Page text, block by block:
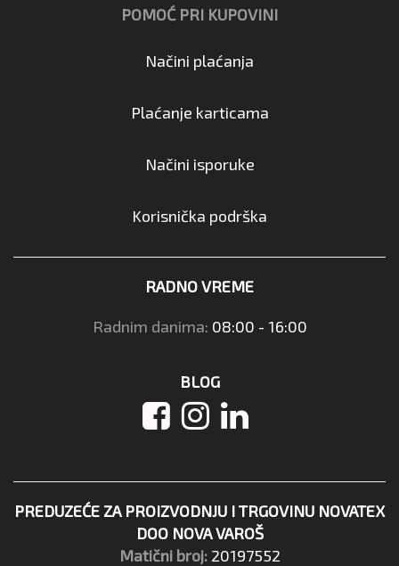
POMOĆ PRI KUPOVINI
Načini plaćanja
Plaćanje karticama
Načini isporuke
Korisnička podrška
RADNO VREME
Radnim danima: 08:00 - 16:00
BLOG
PREDUZEĆE ZA PROIZVODNJU I TRGOVINU NOVATEX
DOO NOVA VAROŠ
Matični broj: 20197552